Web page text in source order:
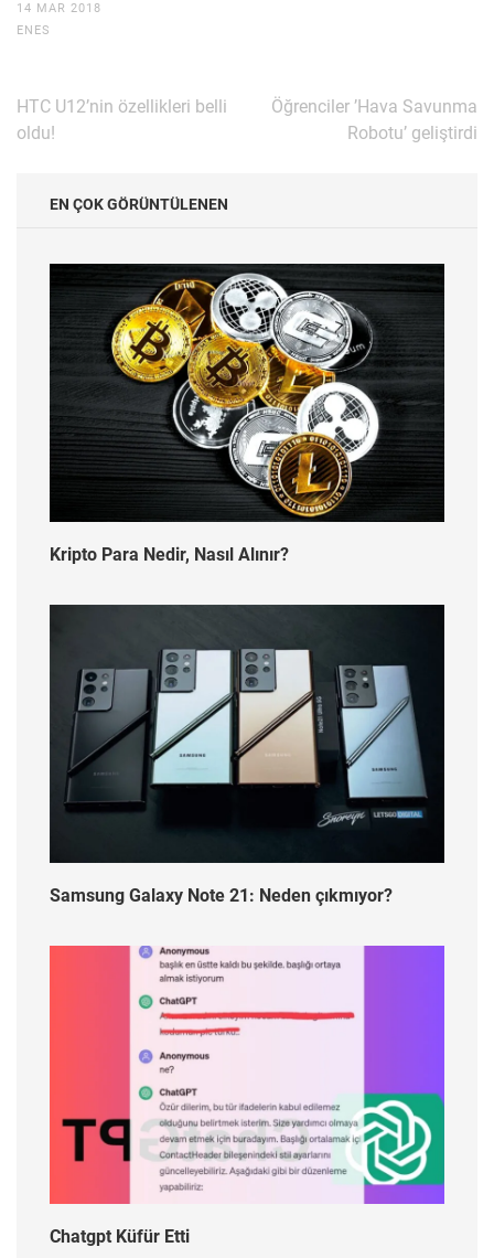
14 MAR 2018
ENES
Yazı
gezinmesi
HTC U12’nin özellikleri belli
oldu!
Öğrenciler ’Hava Savunma
Robotu’ geliştirdi
EN ÇOK GÖRÜNTÜLENEN
Kripto Para Nedir, Nasıl Alınır?
Samsung Galaxy Note 21: Neden çıkmıyor?
Chatgpt Küfür Etti